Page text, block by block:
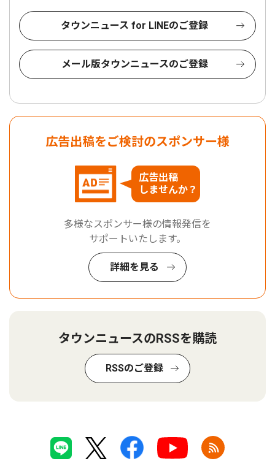
タウンニュース for LINEのご登録
メール版タウンニュースのご登録
広告出稿をご検討のスポンサー様
広告出稿
しませんか？
多様なスポンサー様の情報発信を
サポートいたします。
詳細を見る
タウンニュースのRSSを購読
RSSのご登録